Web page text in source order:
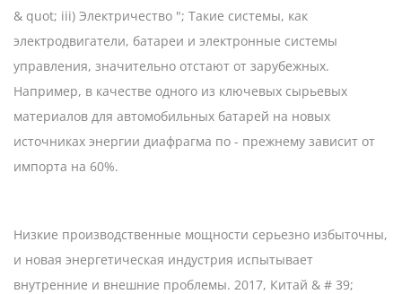
& quot; iii) Электричество "; Такие системы, как
электродвигатели, батареи и электронные системы
управления, значительно отстают от зарубежных.
Например, в качестве одного из ключевых сырьевых
материалов для автомобильных батарей на новых
источниках энергии диафрагма по - прежнему зависит от
импорта на 60%.
Низкие производственные мощности серьезно избыточны,
и новая энергетическая индустрия испытывает
внутренние и внешние проблемы. 2017, Китай & # 39;